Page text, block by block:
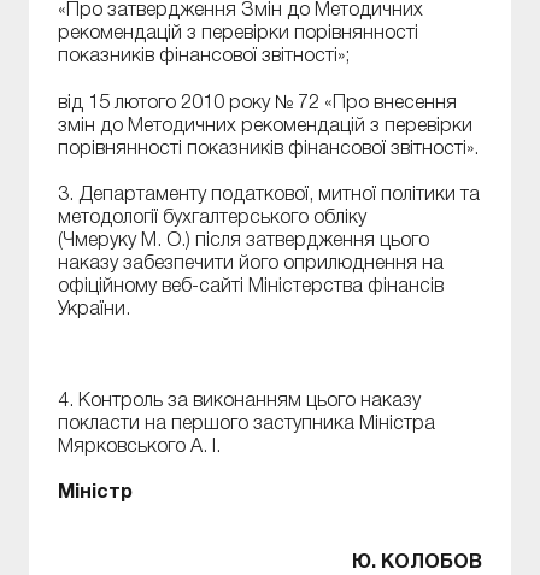
«Про затвердження Змін до Методичних
рекомендацій з перевірки порівнянності
показників фінансової звітності»;
від 15 лютого 2010 року № 72 «Про внесення
змін до Методичних рекомендацій з перевірки
порівнянності показників фінансової звітності».
3. Департаменту податкової, митної політики та
методології бухгалтерського обліку
(Чмеруку М. О.) після затвердження цього
наказу забезпечити його оприлюднення на
офіційному веб-сайті Міністерства фінансів
України.
4. Контроль за виконанням цього наказу
покласти на першого заступника Міністра
Мярковського А. І.
Міністр
Ю. КОЛОБОВ